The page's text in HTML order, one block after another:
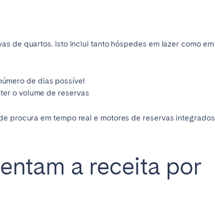
de quartos. Isto inclui tanto hóspedes em lazer como em
de dias possível
o volume de reservas
procura em tempo real e motores de reservas integrados
a receita por